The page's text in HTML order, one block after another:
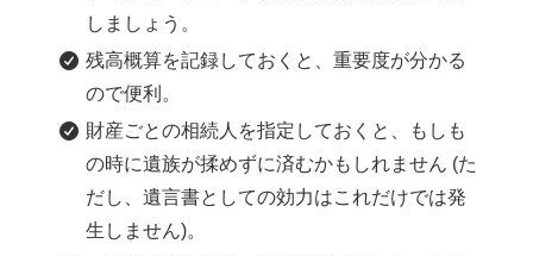
しましょう。
残高概算を記録しておくと、重要度が分かる
ので便利。
財産ごとの相続人を指定しておくと、もしも
の時に遺族が揉めずに済むかもしれません (た
だし、遺言書としての効力はこれだけでは発
生しません)。